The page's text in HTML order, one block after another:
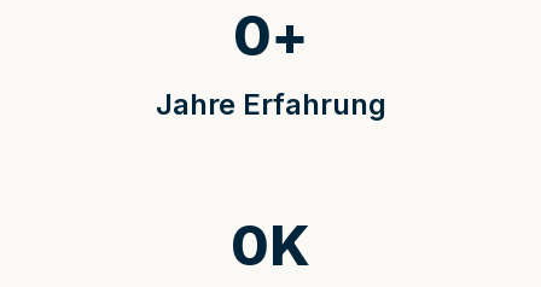
Jahre Erfahrung
0+
0K